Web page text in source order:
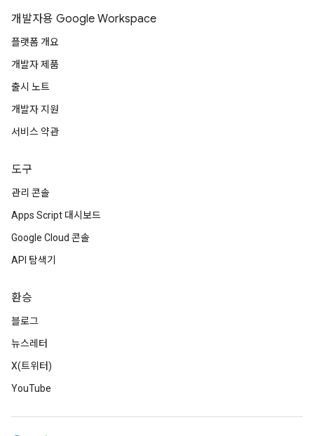
개발자용 Google Workspace
플랫폼 개요
개발자 제품
출시 노트
개발자 지원
서비스 약관
도구
관리 콘솔
Apps Script 대시보드
Google Cloud 콘솔
API 탐색기
환승
블로그
뉴스레터
X(트위터)
YouTube